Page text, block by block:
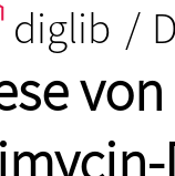
diglib /